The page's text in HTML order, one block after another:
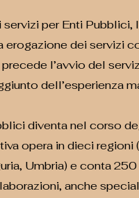
per Enti
dei servizi
l’avvio del
dell’esperienza
diventa nel corso
opera in dieci
Umbria) e conta
anche